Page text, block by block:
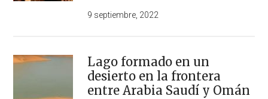
9 septiembre, 2022
Lago formado en un
desierto en la frontera
entre Arabia Saudí y Omán